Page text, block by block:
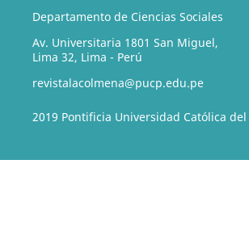
Departamento de Ciencias Sociales
Av. Universitaria 1801 San Miguel,
Lima 32, Lima - Perú
revistalacolmena@pucp.edu.pe
2019 Pontificia Universidad Católica del